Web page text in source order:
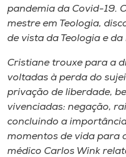
pandemia da Covid-19.
mestre em Teologia,
de vista da Teologia e da
Cristiane trouxe para a
voltadas à perda do
privação de liberdade,
vivenciadas: negação,
concluindo a
momentos de vida para
médico Carlos Wink